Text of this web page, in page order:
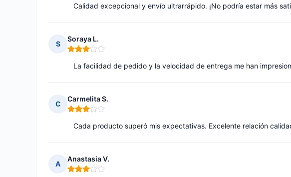
Calidad excepcional y envío ultrarrápido. ¡No podría estar más
S
Soraya L.
Nota: 3 de 5
La facilidad de pedido y la velocidad de entrega me han
C
Carmelita S.
Nota: 3 de 5
Cada producto superó mis expectativas. Excelente relación
A
Anastasia V.
Nota: 3 de 5